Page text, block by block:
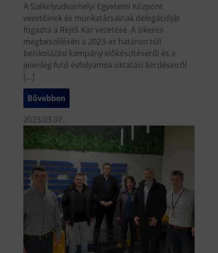
A Székelyudvarhelyi Egyetemi Központ
vezetőinek és munkatársainak delegációját
fogadta a Rejtő Kar vezetése. A sikeres
megbeszélésen a 2023-as határon túli
beiskolázási kampány előkészítéséről és a
jelenleg futó évfolyamok oktatási kérdéseiről
[…]
Bővebben
2023.03.07.